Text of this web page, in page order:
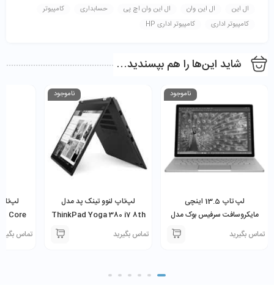
ال این
ال این وان ال این وان اچ پی حسابداری
کامپیوتر
کامپیوتر اداری
کامپیوتر اداری HP
شاید این‌ها را هم بپسندید…
ناموجود
لپ تاپ 13.5 اینچی
مایکروسافت سرفیس بوک مدل
Microsoft Surface Book
i5-6300U 8GB 256GB SSD
تماس بگیرید
ناموجود
لپ‌تاپ لنوو تینک پد مدل
ThinkPad Yoga 380 i7 8th
8GB 256SSD 13.3″تماس بگیرید
Core
12.5″تماس